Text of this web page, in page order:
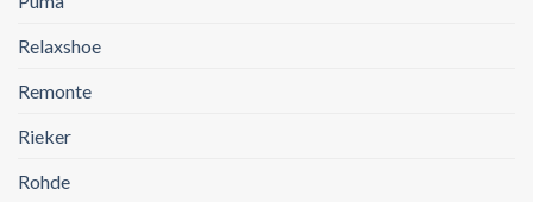
Relaxshoe
Remonte
Rieker
Rohde